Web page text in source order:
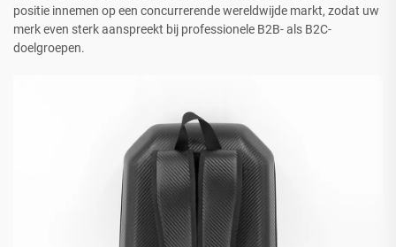
positie innemen op een concurrerende wereldwijde markt, zodat uw
merk even sterk aanspreekt bij professionele B2B- als B2C-
doelgroepen.